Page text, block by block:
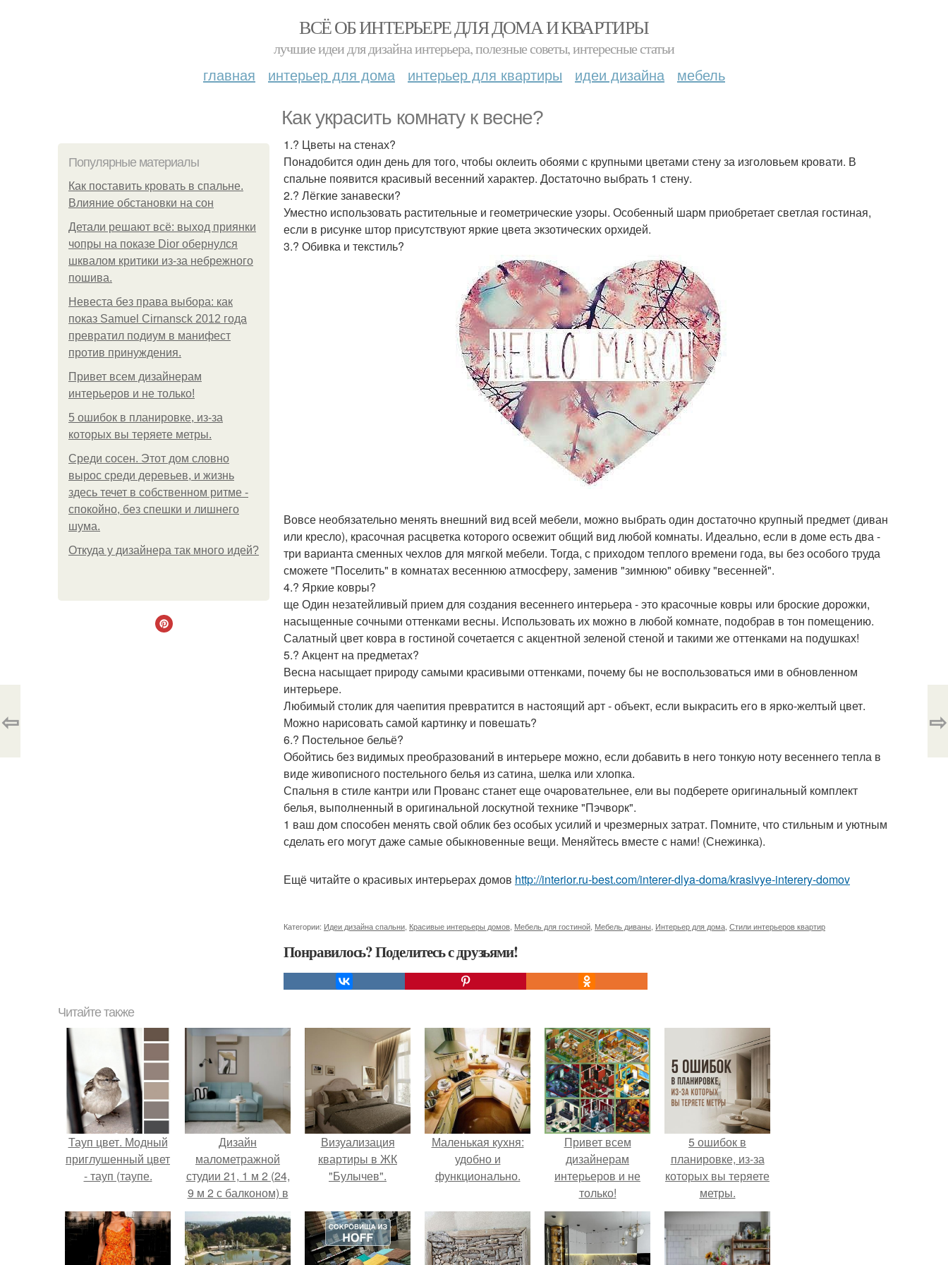
ВСЁ ОБ ИНТЕРЬЕРЕ ДЛЯ ДОМА И КВАРТИРЫ
лучшие идеи для дизайна интерьера, полезные советы, интересные статьи
главная интерьер для дома интерьер для квартиры идеи дизайна мебель
Как украсить комнату к весне?
Популярные материалы
Как поставить кровать в спальне.
Влияние обстановки на сон
Детали решают всё: выход приянки
чопры на показе Dior обернулся
шквалом критики из-за небрежного
пошива.
Невеста без права выбора: как
показ Samuel Cirnansck 2012 года
превратил подиум в манифест
против принуждения.
Привет всем дизайнерам
интерьеров и не только!
5 ошибок в планировке, из-за
которых вы теряете метры.
Среди сосен. Этот дом словно
вырос среди деревьев, и жизнь
здесь течет в собственном ритме -
спокойно, без спешки и лишнего
шума.
Откуда у дизайнера так много идей?
1.? Цветы на стенах?
Понадобится один день для того, чтобы оклеить обоями с крупными цветами стену за изголовьем кровати. В
спальне появится красивый весенний характер. Достаточно выбрать 1 стену.
2.? Лёгкие занавески?
Уместно использовать растительные и геометрические узоры. Особенный шарм приобретает светлая гостиная,
если в рисунке штор присутствуют яркие цвета экзотических орхидей.
3.? Обивка и текстиль?
Вовсе необязательно менять внешний вид всей мебели, можно выбрать один достаточно крупный предмет (диван
или кресло), красочная расцветка которого освежит общий вид любой комнаты. Идеально, если в доме есть два -
три варианта сменных чехлов для мягкой мебели. Тогда, с приходом теплого времени года, вы без особого труда
сможете "Поселить" в комнатах весеннюю атмосферу, заменив "зимнюю" обивку "весенней".
4.? Яркие ковры?
ще Один незатейливый прием для создания весеннего интерьера - это красочные ковры или броские дорожки,
насыщенные сочными оттенками весны. Использовать их можно в любой комнате, подобрав в тон помещению.
Салатный цвет ковра в гостиной сочетается с акцентной зеленой стеной и такими же оттенками на подушках!
5.? Акцент на предметах?
Весна насыщает природу самыми красивыми оттенками, почему бы не воспользоваться ими в обновленном
интерьере.
Любимый столик для чаепития превратится в настоящий арт - объект, если выкрасить его в ярко-желтый цвет.
Можно нарисовать самой картинку и повешать?
6.? Постельное бельё?
Обойтись без видимых преобразований в интерьере можно, если добавить в него тонкую ноту весеннего тепла в
виде живописного постельного белья из сатина, шелка или хлопка.
Спальня в стиле кантри или Прованс станет еще очаровательнее, ели вы подберете оригинальный комплект
белья, выполненный в оригинальной лоскутной технике "Пэчворк".
1 ваш дом способен менять свой облик без особых усилий и чрезмерных затрат. Помните, что стильным и уютным
сделать его могут даже самые обыкновенные вещи. Меняйтесь вместе с нами! (Снежинка).
Ещё читайте о красивых интерьерах домов http://interior.ru-best.com/interer-dlya-doma/krasivye-interery-domov
Категории: Идеи дизайна спальни Красивые интерьеры домов Мебель для гостиной Мебель диваны Интерьер для дома Стили интерьеров квартир
Понравилось? Поделитесь с друзьями!
⇦ ⇨
Читайте также
Тауп цвет. Модный
приглушенный цвет
- тауп (таупе.
Дизайн
малометражной
студии 21, 1 м 2 (24,
9 м 2 с балконом) в
Краснодаре.
Визуализация
квартиры в ЖК
"Булычев".
Маленькая кухня:
удобно и
функционально.
Привет всем
дизайнерам
интерьеров и не
только!
5 ошибок в
планировке, из-за
которых вы теряете
метры.